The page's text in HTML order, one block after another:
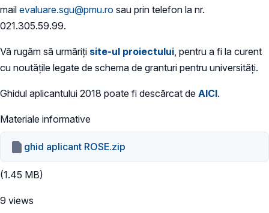
mail evaluare.sgu@pmu.ro sau prin telefon la nr.
021.305.59.99.
Vă rugăm să urmăriți site-ul proiectului , pentru a fi la curent
cu noutățile legate de schema de granturi pentru universități.
Ghidul aplicantului 2018 poate fi descărcat de AICI.
Materiale informative
ghid aplicant ROSE.zip
(1.45 MB)
9 views